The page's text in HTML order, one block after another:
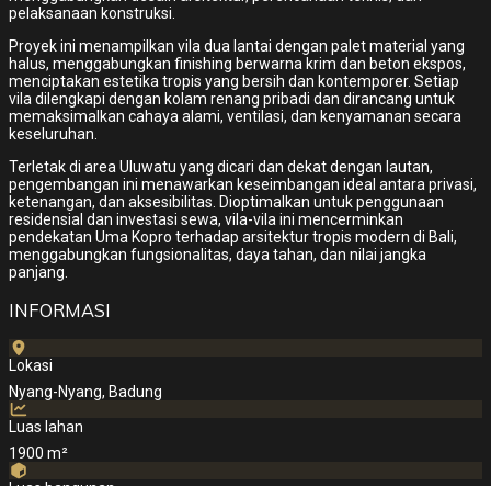
pelaksanaan konstruksi.
Proyek ini menampilkan vila dua lantai dengan palet material yang
halus, menggabungkan finishing berwarna krim dan beton ekspos,
menciptakan estetika tropis yang bersih dan kontemporer. Setiap
vila dilengkapi dengan kolam renang pribadi dan dirancang untuk
memaksimalkan cahaya alami, ventilasi, dan kenyamanan secara
keseluruhan.
Terletak di area Uluwatu yang dicari dan dekat dengan lautan,
pengembangan ini menawarkan keseimbangan ideal antara privasi,
ketenangan, dan aksesibilitas. Dioptimalkan untuk penggunaan
residensial dan investasi sewa, vila-vila ini mencerminkan
pendekatan Uma Kopro terhadap arsitektur tropis modern di Bali,
menggabungkan fungsionalitas, daya tahan, dan nilai jangka
panjang.
INFORMASI
Lokasi
Nyang-Nyang, Badung
Luas lahan
1900 m²